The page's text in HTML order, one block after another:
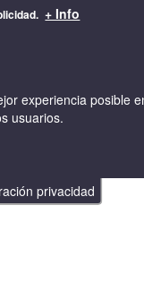
privacidad
+ Info
experiencia posible
usuarios.